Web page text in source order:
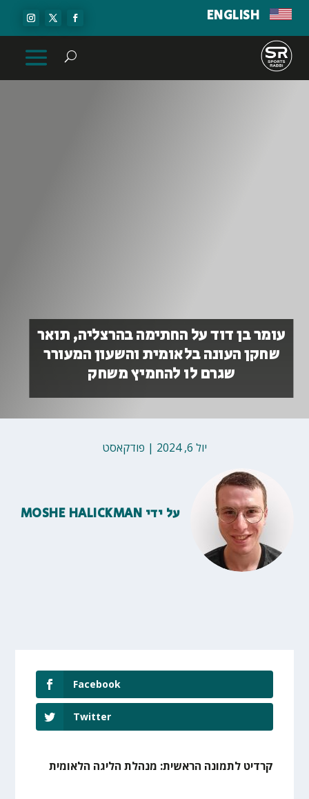
ENGLISH
עומר בן דוד על החתימה בהרצליה, תואר
שחקן העונה בלאומית והשעון המעורר
שגרם לו להחמיץ משחק
יול 6, 2024 | פודקאסט
על ידי MOSHE HALICKMAN
Facebook
Twitter
קרדיט לתמונה הראשית: מנהלת הליגה הלאומית